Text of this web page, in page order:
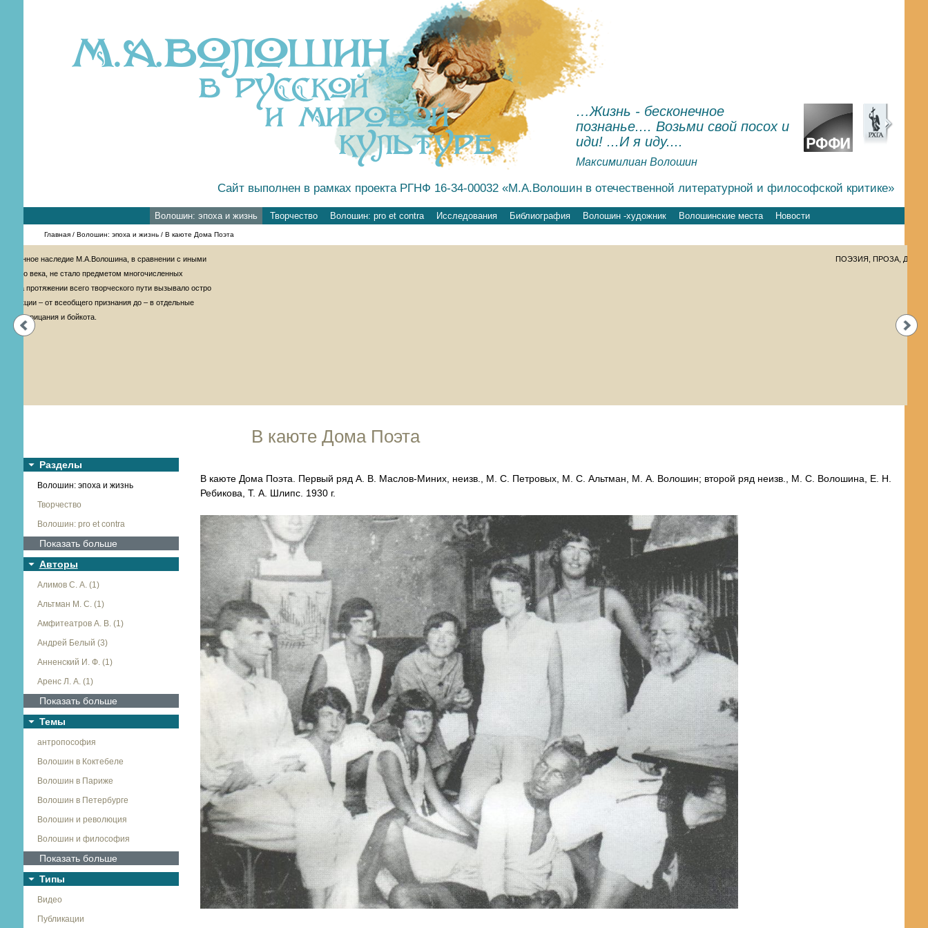
…Жизнь - бесконечное
познанье.... Возьми свой посох и
иди! ...И я иду....
Максимилиан Волошин
Сайт выполнен в рамках проекта РГНФ 16-34-00032 «М.А.Волошин в отечественной литературной и философской критике»
Волошин: эпоха и жизнь Творчество Волошин: pro et contra Исследования Библиография Волошин -художник Волошинские места Новости
Главная/ Волошин: эпоха и жизнь/ В каюте Дома Поэта
В каюте Дома Поэта
Разделы
Волошин: эпоха и жизнь
Творчество
Волошин: pro et contra
Показать больше
Авторы
Алимов С. А. (1)
Альтман М. С. (1)
Амфитеатров А. В. (1)
Андрей Белый (3)
Анненский И. Ф. (1)
Аренс Л. А. (1)
Показать больше
Темы
антропософия
Волошин в Коктебеле
Волошин в Париже
Волошин в Петербурге
Волошин и революция
Волошин и философия
Показать больше
Типы
Видео
Публикации
В каюте Дома Поэта. Первый ряд А. В. Маслов-Миних, неизв., М. С. Петровых, М. С. Альтман, М. А. Волошин; второй ряд неизв., М. С. Волошина, Е. Н.
Ребикова, Т. А. Шлипc. 1930 г.